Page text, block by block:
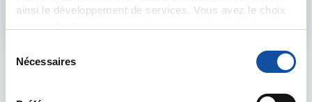
ainsi le développement de services. Vous avez le choix
quant à l'utilisation de vos données et à leurs finalités.
tout moment en consultant la Déclaration relative aux
cookies ou en cliquant sur l'icône de confidentialité.
Nécessaires
Découvrir